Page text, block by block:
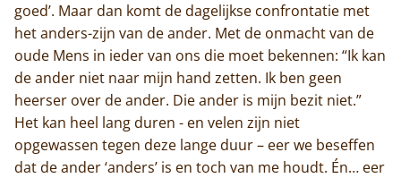
goed’. Maar dan komt de dagelijkse confrontatie met
het anders-zijn van de ander. Met de onmacht van de
oude Mens in ieder van ons die moet bekennen: “Ik kan
de ander niet naar mijn hand zetten. Ik ben geen
heerser over de ander. Die ander is mijn bezit niet.”
Het kan heel lang duren - en velen zijn niet
opgewassen tegen deze lange duur – eer we beseffen
dat de ander ‘anders’ is en toch van me houdt. Én… eer